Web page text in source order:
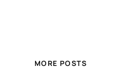
MORE POSTS